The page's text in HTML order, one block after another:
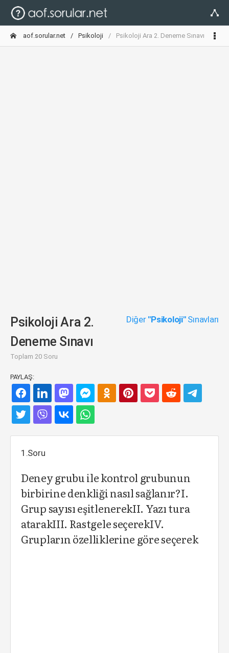
aof.sorular.net Psikoloji Psikoloji Ara 2. Deneme Sınavı
Psikoloji Ara 2.
Deneme Sınavı
Toplam 20 Soru
Diğer "Psikoloji"Sınavları
PAYLAŞ:
1.Soru
Deney grubu ile kontrol grubunun
birbirine denkliği nasıl sağlanır?I.
Grup sayısı eşitlenerekII. Yazı tura
atarakIII. Rastgele seçerekIV.
Grupların özelliklerine göre seçerek